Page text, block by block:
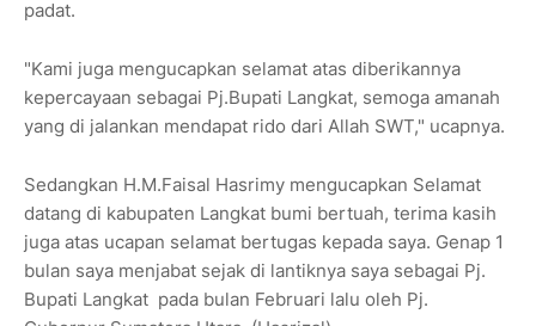
padat.
"Kami juga mengucapkan selamat atas diberikannya
kepercayaan sebagai Pj.Bupati Langkat, semoga amanah
yang di jalankan mendapat rido dari Allah SWT," ucapnya.
Sedangkan H.M.Faisal Hasrimy mengucapkan Selamat
datang di kabupaten Langkat bumi bertuah, terima kasih
juga atas ucapan selamat bertugas kepada saya. Genap 1
bulan saya menjabat sejak di lantiknya saya sebagai Pj.
Bupati Langkat pada bulan Februari lalu oleh Pj.